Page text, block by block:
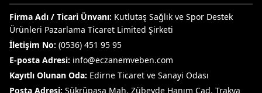
Firma Adı / Ticari Ünvanı: Kutlutaş Sağlık ve Spor Destek
Ürünleri Pazarlama Ticaret Limited Şirketi
İletişim No: (0536) 451 95 95
E-posta Adresi: info@eczanemveben.com
Kayıtlı Olunan Oda: Edirne Ticaret ve Sanayi Odası
Posta Adresi: Şükrüpaşa Mah. Zübeyde Hanım Cad. Trakya